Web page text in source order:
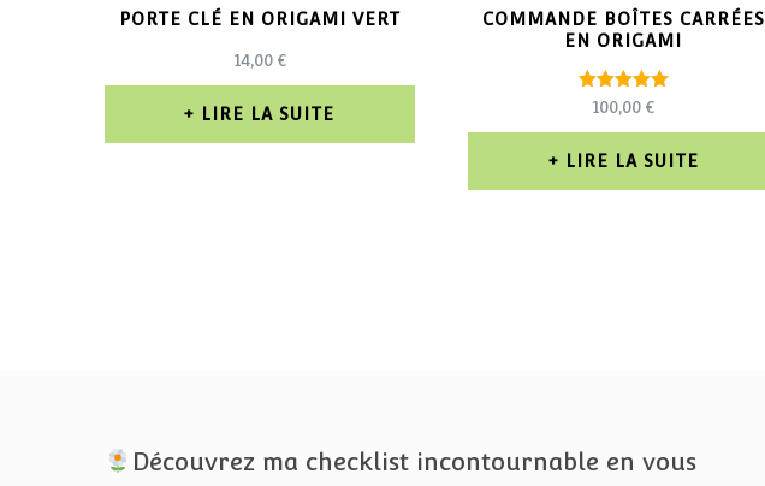
PORTE CLÉ EN ORIGAMI VERT
14,00 €
LIRE LA SUITE
COMMANDE BOÎTES CARRÉES
EN ORIGAMI
Note
5.00
sur 5
100,00€
LIRE LA SUITE
Découvrez ma checklist incontournable en vous